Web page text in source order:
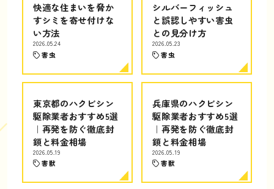
快適な住まいを脅か
すシミを寄せ付けな
い方法
2026.05.24
害虫
シルバーフィッシュ
と誤認しやすい害虫
との見分け方
2026.05.23
害虫
東京都のハクビシン
駆除業者おすすめ5選
｜再発を防ぐ徹底封
鎖と料金相場
2026.05.19
害獣
兵庫県のハクビシン
駆除業者おすすめ5選
｜再発を防ぐ徹底封
鎖と料金相場
2026.05.19
害獣